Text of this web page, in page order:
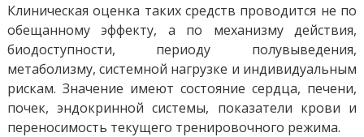
Клиническая оценка таких средств проводится не по
обещанному эффекту, а по механизму действия,
биодоступности, периоду полувыведения,
метаболизму, системной нагрузке и индивидуальным
рискам. Значение имеют состояние сердца, печени,
почек, эндокринной системы, показатели крови и
переносимость текущего тренировочного режима.